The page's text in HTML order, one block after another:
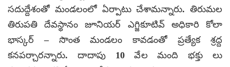
సదుద్దేశంతో మండలంలో ఏర్పాటు చేశామన్నారు. తిరుమల
తిరుపతి దేవస్థానం జూనియర్ ఎగ్జికూటివ్ అధికారి కోలా
భాస్కర్ – సొంత మండలం కావడంతో ప్రత్యేక శ్రద్ద
కనపర్చారన్నారు. దాదాపు 10 వేల మంది భక్తు లు